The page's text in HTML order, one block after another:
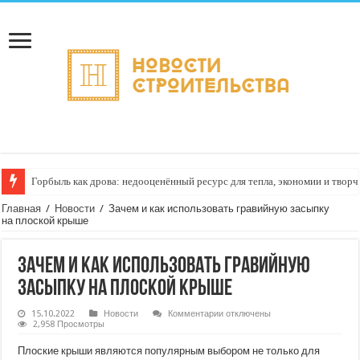
Горбыль как дрова: недооценённый ресурс для тепла, экономии и
Главная / Новости / Зачем и как использовать гравийную засыпку
на плоской крыше
Зачем и как использовать гравийную
засыпку на плоской крыше
15.10.2022 Новости Комментариик
использовать
отключены
2,958 Просмотры
Плоские крыши являются популярным выбором не только для